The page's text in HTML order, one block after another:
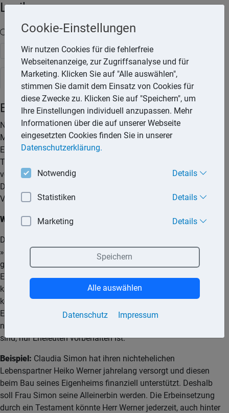
Lexika
Volltext-Suche in den Lexika
Suchen
Rechtslexikon
Erbvertrag
Neben dem Testament hat der Erblasser auch die
Möglichkeit, erbrechtliche Verfügungen durch einen
Erbvertrag zu treffen. Im Gegensatz zu Verfügungen in einem
Testament, die jederzeit widerrufen werden können, ist er bei
vertraglichen Verfügungen im Erbvertrag an diese gebunden.
Diese können grundsätzlich nur gemeinsam mit dem
Vertragspartner aufgehoben werden.
Wann ein Erbvertrag sinnvoll ist
Der Abschluss eines Erbvertrags kann sinnvoll sein, wenn der
»Begünstigte« seiner Erbschaft sicher sein will, weil er seine
ganze Lebensführung oder sein Verhalten auf die erwartete
Erbschaft oder Zuwendung ausgerichtet hat. Der Erbvertrag
kann auch für nichteheliche Lebenspartner in Betracht
kommen, weil das gemeinschaftliche Testament, in dem die
Eheleute gemeinsame Verfügungen treffen können, an die sie
nach dem Tod des erstversterbenden Ehegatten gebunden
sind, nur Eheleuten vorbehalten ist.
Beispiel: Claudia Simon hat ihren nichtehelichen
Lebenspartner Heiko Werner jahrelang versorgt und diesen
beim Bau seines Eigenheims finanziell unterstützt. Deshalb
soll Frau Simon seine Alleinerbin werden. Die Erbeinsetzung
durch ein Testament könnte Herr Werner jederzeit, auch hinter
Cookie-Einstellungen
Wir nutzen Cookies für die fehlerfreie
Webseitenanzeige, zur Zugriffsanalyse und für
Marketing. Klicken Sie auf "Alle auswählen",
stimmen Sie damit dem Einsatz von Cookies für
diese Zwecke zu. Klicken Sie auf "Speichern", um
Ihre Einstellungen individuell anzupassen. Mehr
Informationen über die auf unserer Webseite
eingesetzten Cookies finden Sie in unserer
Datenschutzerklärung.
Notwendig Details
Statistiken Details
Marketing Details
Datenschutz Impressum
Speichern
Alle auswählen